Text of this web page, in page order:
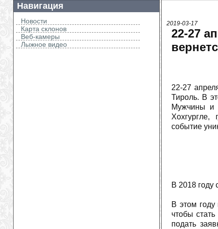
Навигация
Новости
Карта склонов
Веб-камеры
Лыжное видео
2019-03-17
22-27
22-27
Тироль. В
Мужчины и
событие
В 2018 году
В этом
чтобы
подать